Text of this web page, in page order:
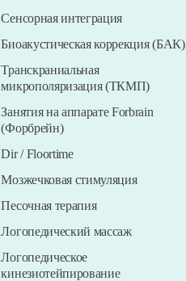
Сенсорная интеграция
Биоакустическая коррекция (БАК)
Транскраниальная
микрополяризация (ТКМП)
Занятия на аппарате Forbrain
(Форбрейн)
Dir / Floortime
Мозжечковая стимуляция
Песочная терапия
Логопедический массаж
Логопедическое
кинезиотейпирование